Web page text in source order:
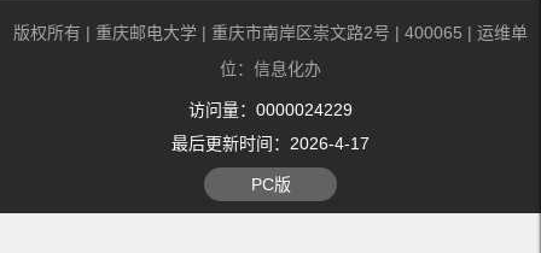
版权所有 | 重庆邮电大学 | 重庆市南岸区崇文路2号 | 400065 | 运维单
位：信息化办
访问量： 0000024229
最后更新时间： 2026-4-17
PC版